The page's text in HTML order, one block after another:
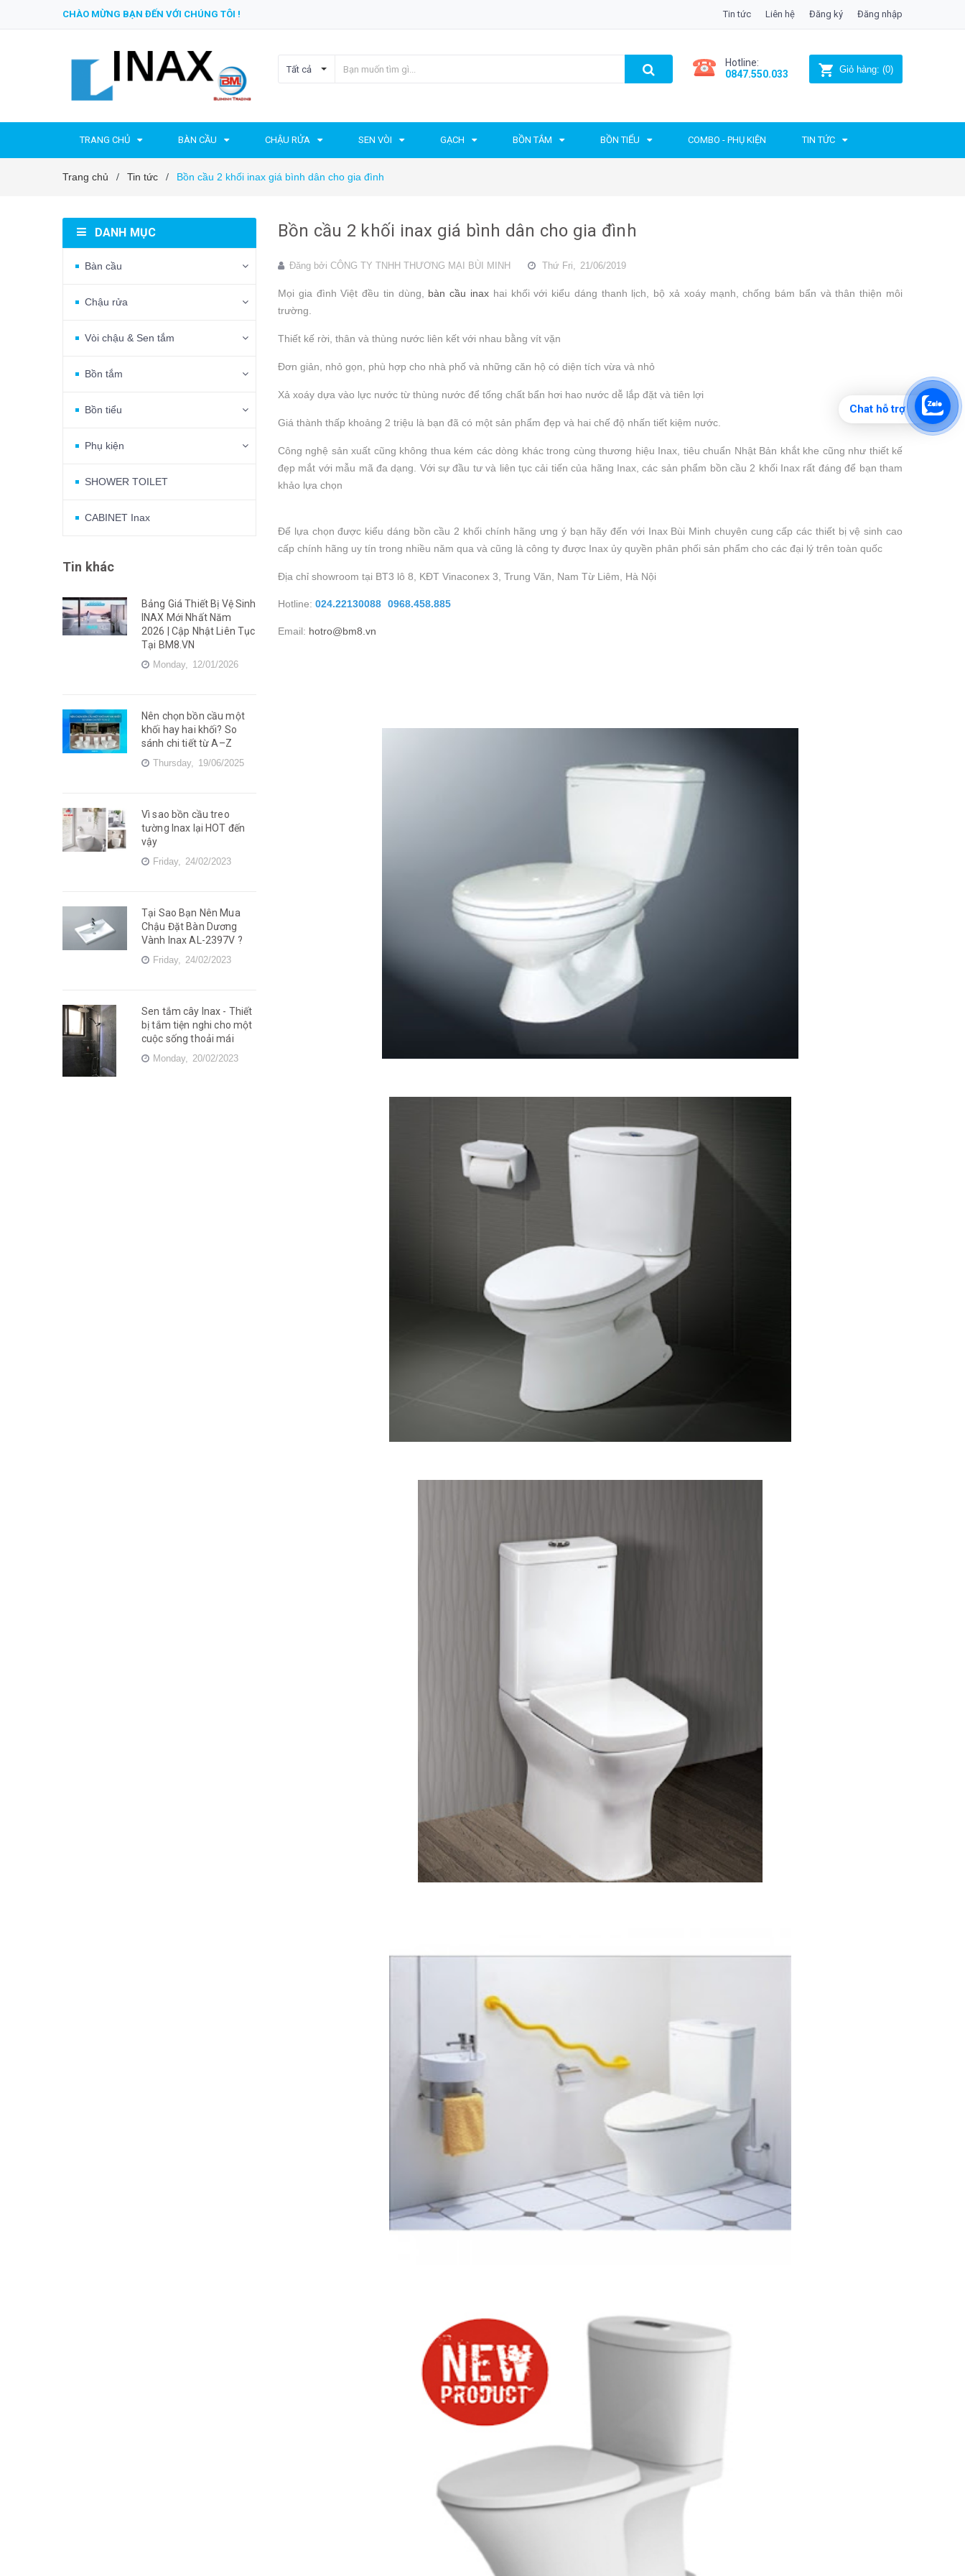
CHÀO MỪNG BẠN ĐẾN VỚI CHÚNG TÔI ! Tin tức Liên hệ Đăng ký Đăng nhập
Tất cả
Hotline:
0847.550.033
Giỏ hàng: (0)
TRANG CHỦ BÀN CẦU CHẬU RỬA SEN VÒI GẠCH BỒN TẮM BỒN TIỂU COMBO - PHỤ KIỆN TIN TỨC
Trang chủ / Tin tức / Bồn cầu 2 khối inax giá bình dân cho gia đình
Bồn cầu 2 khối inax giá bình dân cho gia đình
Đăng bởi CÔNG TY TNHH THƯƠNG MẠI BÙI MINH Thứ Fri, 21/06/2019
Mọi gia đình Việt đều tin dùng, bàn cầu inax hai khối với kiểu dáng thanh lịch, bộ xả xoáy mạnh, chống bám bẩn và thân thiện môi
trường.
Thiết kế rời, thân và thùng nước liên kết với nhau bằng vít vặn
Đơn giản, nhỏ gọn, phù hợp cho nhà phố và những căn hộ có diện tích vừa và nhỏ
Xả xoáy dựa vào lực nước từ thùng nước để tống chất bẩn hơi hao nước dễ lắp đặt và tiên lợi
Giá thành thấp khoảng 2 triệu là bạn đã có một sản phẩm đẹp và hai chế độ nhấn tiết kiệm nước.
Công nghệ sản xuất cũng không thua kém các dòng khác trong cùng thương hiệu Inax, tiêu chuẩn Nhật Bản khắt khe cũng như thiết kế
đẹp mắt với mẫu mã đa dạng. Với sự đầu tư và liên tục cải tiến của hãng Inax, các sản phẩm bồn cầu 2 khối Inax rất đáng để bạn tham
khảo lựa chọn
Để lựa chọn được kiểu dáng bồn cầu 2 khối chính hãng ưng ý bạn hãy đến với Inax Bùi Minh chuyên cung cấp các thiết bị vệ sinh cao
cấp chính hãng uy tín trong nhiều năm qua và cũng là công ty được Inax ủy quyền phân phối sản phẩm cho các đại lý trên toàn quốc
Địa chỉ showroom tại BT3 lô 8, KĐT Vinaconex 3, Trung Văn, Nam Từ Liêm, Hà Nội
Hotline: 024.22130088 0968.458.885
Email: hotro@bm8.vn
DANH MỤC
Bàn cầu
Chậu rửa
Vòi chậu & Sen tắm
Bồn tắm
Bồn tiểu
Phụ kiện
SHOWER TOILET
CABINET Inax
Tin khác
Bảng Giá Thiết Bị Vệ Sinh
INAX Mới Nhất Năm
2026 | Cập Nhật Liên Tục
Tại BM8.VN
Monday, 12/01/2026
Nên chọn bồn cầu một
khối hay hai khối? So
sánh chi tiết từ A–Z
Thursday, 19/06/2025
Vì sao bồn cầu treo
tường Inax lại HOT đến
vậy
Friday, 24/02/2023
Tại Sao Bạn Nên Mua
Chậu Đặt Bàn Dương
Vành Inax AL-2397V ?
Friday, 24/02/2023
Sen tắm cây Inax - Thiết
bị tắm tiện nghi cho một
cuộc sống thoải mái
Monday, 20/02/2023
Chat hỗ trợ